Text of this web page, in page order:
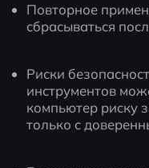
Повторное
сбрасываться
Риски
инструментов
компьютер риску
только с